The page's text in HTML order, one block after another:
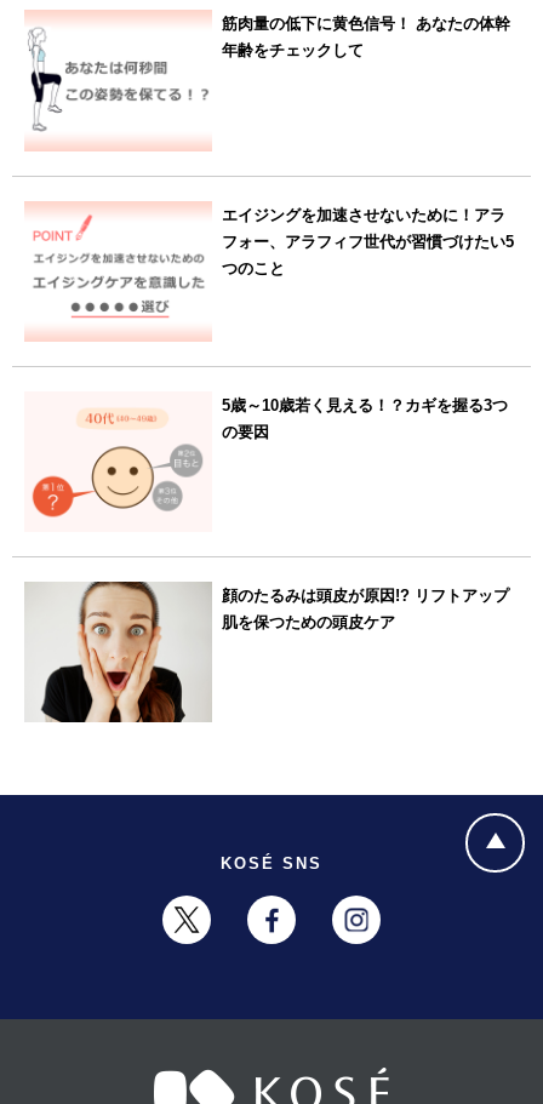
筋肉量の低下に黄色信号！ あなたの体幹
年齢をチェックして
エイジングを加速させないために！アラ
フォー、アラフィフ世代が習慣づけたい5
つのこと
5歳～10歳若く見える！？カギを握る3つ
の要因
顔のたるみは頭皮が原因!? リフトアップ
肌を保つための頭皮ケア
KOSÉ SNS